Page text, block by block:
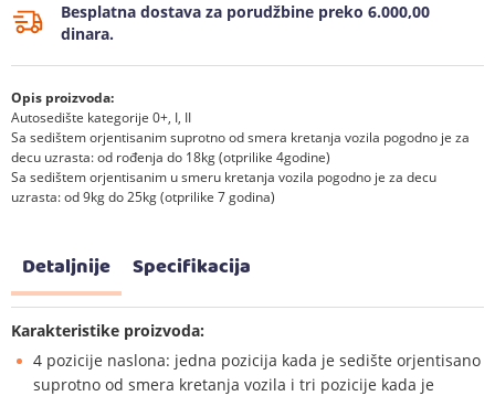
Besplatna dostava za porudžbine preko 6.000,00
dinara.
Opis proizvoda:
Autosedište kategorije 0+, I, II
Sa sedištem orjentisanim suprotno od smera kretanja vozila pogodno je za
decu uzrasta: od rođenja do 18kg (otprilike 4godine)
Sa sedištem orjentisanim u smeru kretanja vozila pogodno je za decu
uzrasta: od 9kg do 25kg (otprilike 7 godina)
Detaljnije Specifikacija
Karakteristike proizvoda:
4 pozicije naslona: jedna pozicija kada je sedište orjentisano
suprotno od smera kretanja vozila i tri pozicije kada je